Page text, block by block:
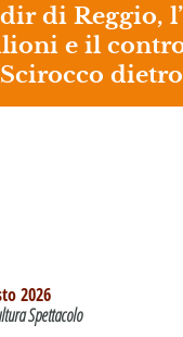
di Reggio,
e il
2026
Spettacolo